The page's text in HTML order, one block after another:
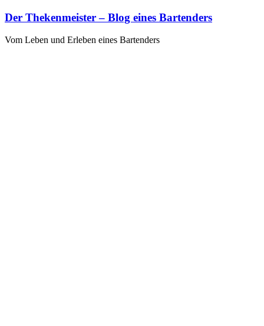
Zum
springen
Der Thekenmeister – Blog eines Bartenders
Vom Leben und Erleben eines Bartenders